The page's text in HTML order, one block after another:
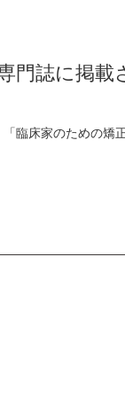
門誌に掲載
臨床家のための矯